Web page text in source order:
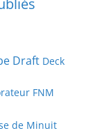
Draft Deck
FNM
de Minuit